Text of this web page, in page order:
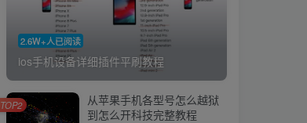
2.6W+人已阅读
ios手机设备详细插件平刷教程
从苹果手机各型号怎么越狱
到怎么开科技完整教程
TOP2